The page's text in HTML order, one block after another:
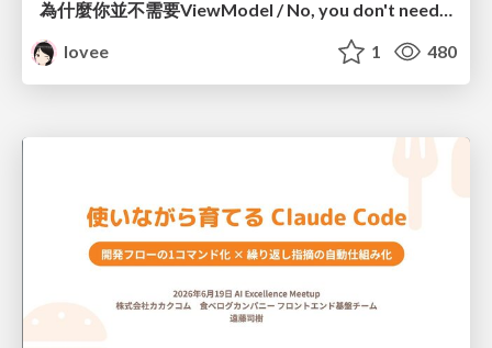
lovee
1 480